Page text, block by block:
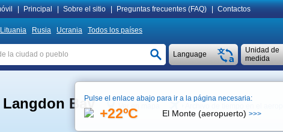
Principal Sobre el sitio Preguntas frecuentes (FAQ) Contactos
Lituania Rusia Ucrania Todos los países
Unidad de
medida
Language
BayPulse el enlace abajo para ir a la página necesaria:
+22ºC El Monte (aeropuerto) >>>